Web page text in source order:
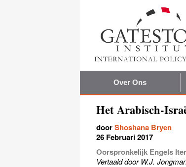
Over Ons
Het Arabisch-
doorShoshana Bryen
26 Februari 2017
Oorspronkelijk Engels
Vertaald door W.J.